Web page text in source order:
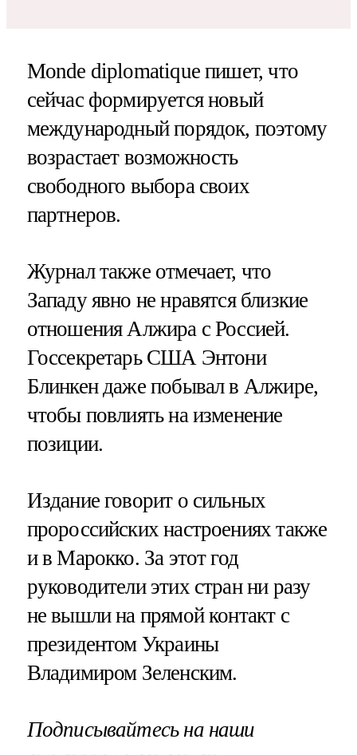
Monde diplomatique пишет, что
сейчас формируется новый
международный порядок, поэтому
возрастает возможность
свободного выбора своих
партнеров.
Журнал также отмечает, что
Западу явно не нравятся близкие
отношения Алжира с Россией.
Госсекретарь США Энтони
Блинкен даже побывал в Алжире,
чтобы повлиять на изменение
позиции.
Издание говорит о сильных
пророссийских настроениях также
и в Марокко. За этот год
руководители этих стран ни разу
не вышли на прямой контакт с
президентом Украины
Владимиром Зеленским.
Подписывайтесь на наши